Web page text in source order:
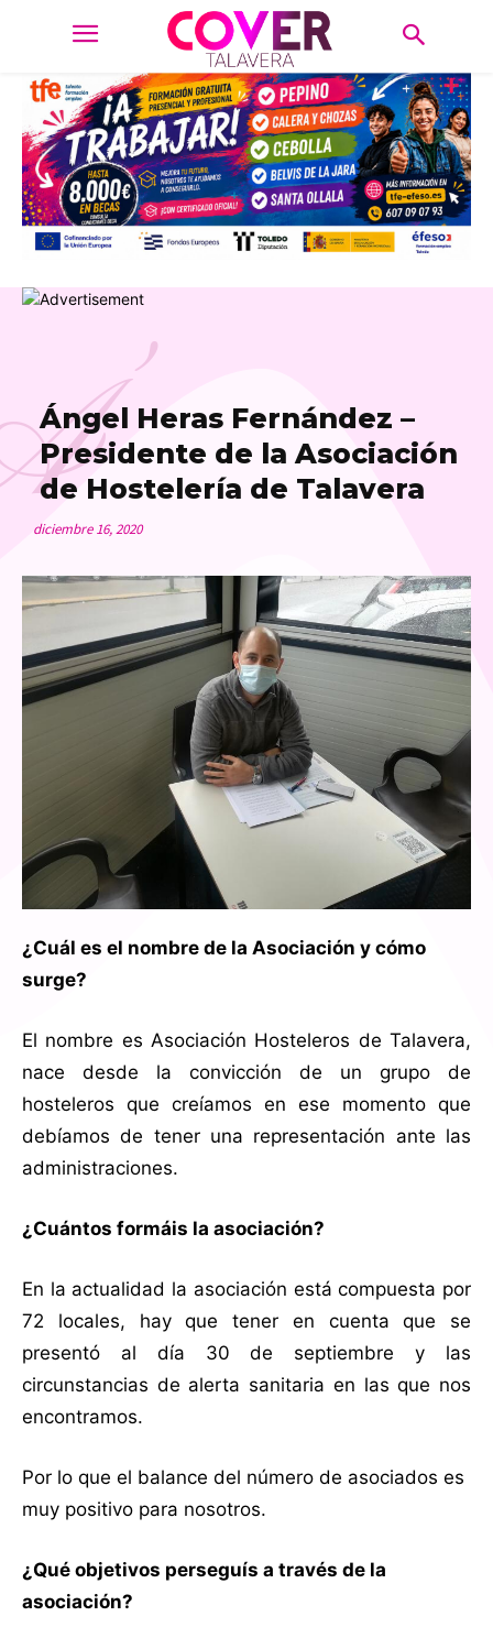
Ángel Heras Fernández –
Presidente de la Asociación
de Hostelería de Talavera
diciembre 16, 2020
¿Cuál es el nombre de la Asociación y cómo
surge?
El nombre es Asociación Hosteleros de Talavera,
nace desde la convicción de un grupo de
hosteleros que creíamos en ese momento que
debíamos de tener una representación ante las
administraciones.
¿Cuántos formáis la asociación?
En la actualidad la asociación está compuesta por
72 locales, hay que tener en cuenta que se
presentó al día 30 de septiembre y las
circunstancias de alerta sanitaria en las que nos
encontramos.
Por lo que el balance del número de asociados es
muy positivo para nosotros.
¿Qué objetivos perseguís a través de la
asociación?